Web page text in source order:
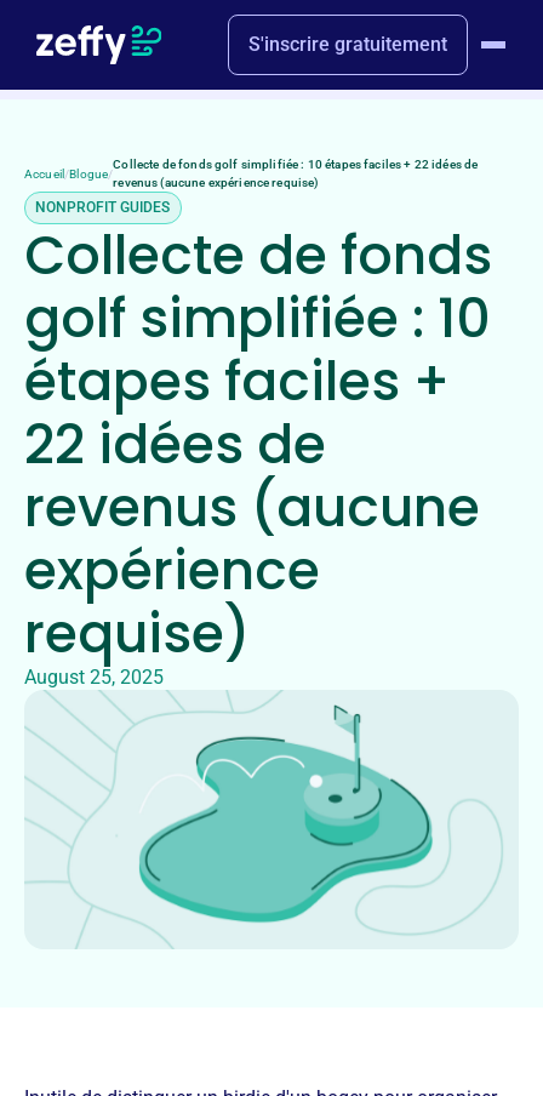
S'inscrire gratuitement
Accueil /Blogue/
Collecte de fonds golf simplifiée : 10 étapes faciles + 22 idées de
revenus (aucune expérience requise)
NONPROFIT GUIDES
Collecte de fonds
golf simplifiée : 10
étapes faciles +
22 idées de
revenus (aucune
expérience
requise)
August 25, 2025